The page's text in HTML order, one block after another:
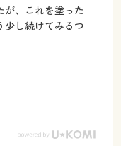
が、これを塗った
少し続けてみるつ